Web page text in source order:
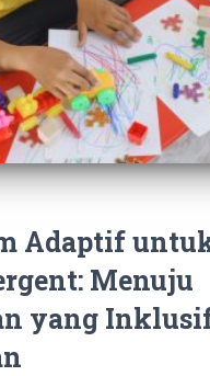
Adaptif
Menuju
yang